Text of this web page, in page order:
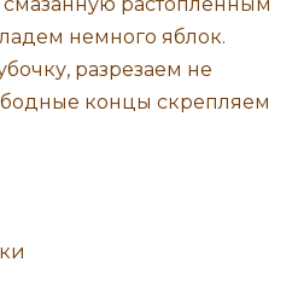
немного яблок.
разрезаем не
концы скрепляем